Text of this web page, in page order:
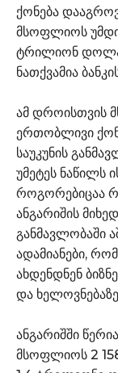
ქონება
მსოფლიოს
ტრილიონ
ნათქვამია
ამ დროისთვის
ერთობლივი
საუკუნის
უმეტეს ნაწილს
როგორებიცაა
ანგარიშის
განმავლობაში
ადამიანები,
ახდენდნენ
და
ანგარიშში
მსოფლიოს 2